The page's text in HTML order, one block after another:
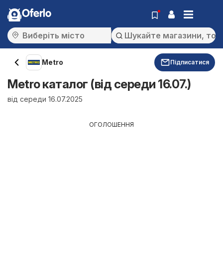
Oferlo
Metro Підписатися
Metro каталог (від середи 16.07.)
від середи 16.07.2025
ОГОЛОШЕННЯ